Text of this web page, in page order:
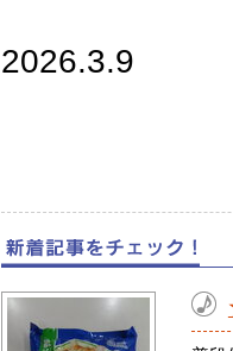
2026.3.9